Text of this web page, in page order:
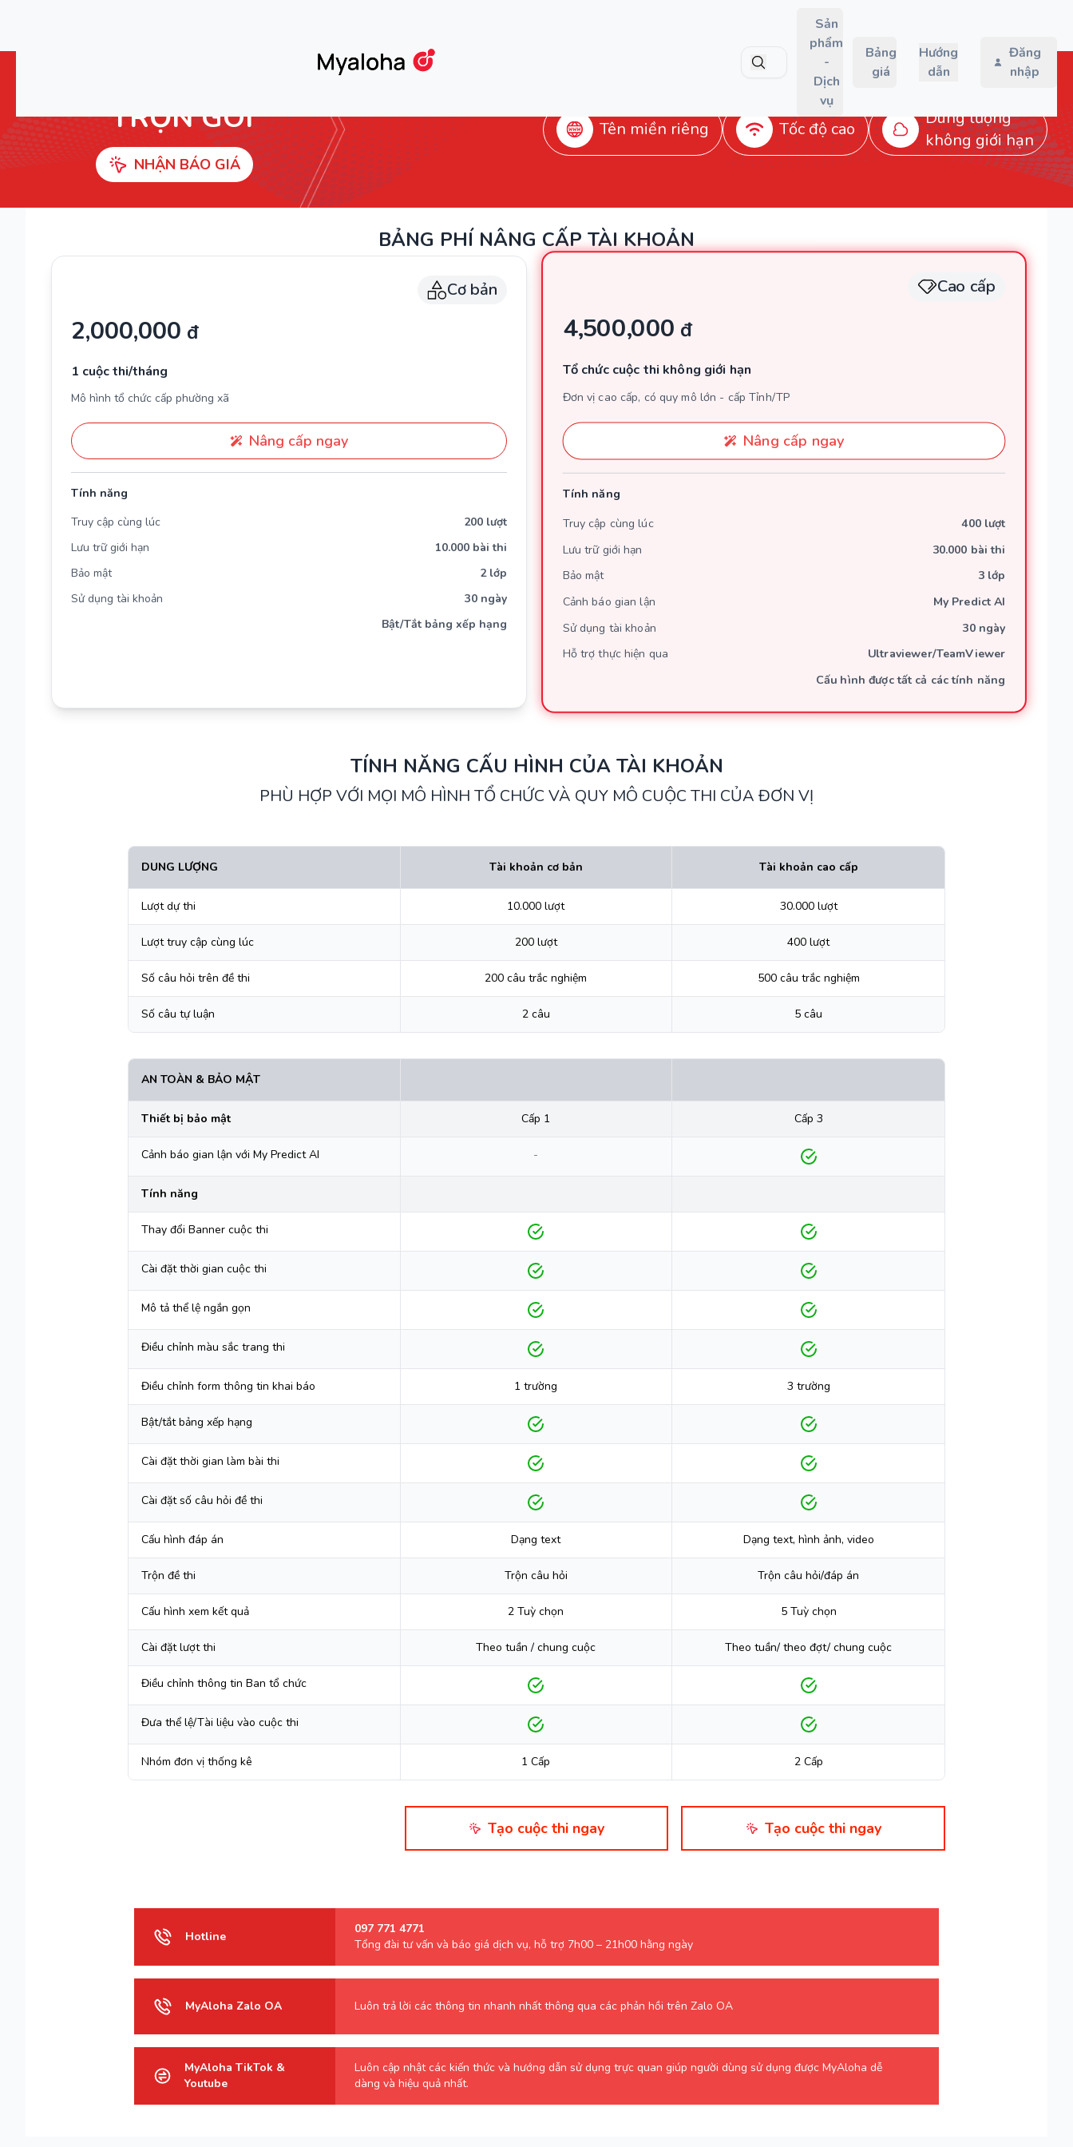
Sản
phẩm
-
Dịch
vụ
Bảng
giá
Hướng
dẫn
Đăng
nhập
TRỌN GÓI
NHẬN BÁO GIÁ
Tên miền riêng Tốc độ cao
Dung lượng
không giới hạn
BẢNG PHÍ NÂNG CẤP TÀI KHOẢN
Cơ bản
2,000,000 đ
1 cuộc thi/tháng
Mô hình tổ chức cấp phường xã
Nâng cấp ngay
Tính năng
Truy cập cùng lúc
200 lượt
Lưu trữ giới hạn
10.000 bài thi
Bảo mật
2 lớp
Sử dụng tài khoản
30 ngày
Bật/Tắt bảng xếp hạng
Cao cấp
4,500,000 đ
Tổ chức cuộc thi không giới hạn
Đơn vị cao cấp, có quy mô lớn - cấp Tỉnh/TP
Nâng cấp ngay
Tính năng
Truy cập cùng lúc
400 lượt
Lưu trữ giới hạn
30.000 bài thi
Bảo mật
3 lớp
Cảnh báo gian lận
My Predict AI
Sử dụng tài khoản
30 ngày
Hỗ trợ thực hiện qua
Ultraviewer/TeamViewer
Cấu hình được tất cả các tính năng
TÍNH NĂNG CẤU HÌNH CỦA TÀI KHOẢN
PHÙ HỢP VỚI MỌI MÔ HÌNH TỔ CHỨC VÀ QUY MÔ CUỘC THI CỦA ĐƠN VỊ
DUNG LƯỢNG Tài khoản cơ bản Tài khoản cao cấp
Lượt dự thi 10.000 lượt 30.000 lượt
Lượt truy cập cùng lúc 200 lượt 400 lượt
Số câu hỏi trên đề thi 200 câu trắc nghiệm 500 câu trắc nghiệm
Số câu tự luận 2 câu 5 câu
AN TOÀN & BẢO MẬT
Thiết bị bảo mật Cấp 1 Cấp 3
Cảnh báo gian lận với My Predict AI -
Tính năng
Thay đổi Banner cuộc thi
Cài đặt thời gian cuộc thi
Mô tả thể lệ ngắn gọn
Điều chỉnh màu sắc trang thi
Điều chỉnh form thông tin khai báo 1 trường 3 trường
Bật/tắt bảng xếp hạng
Cài đặt thời gian làm bài thi
Cài đặt số câu hỏi đề thi
Cấu hình đáp án Dạng text Dạng text, hình ảnh, video
Trộn đề thi Trộn câu hỏi Trộn câu hỏi/đáp án
Cấu hình xem kết quả 2 Tuỳ chọn 5 Tuỳ chọn
Cài đặt lượt thi Theo tuần / chung cuộc Theo tuần/ theo đợt/ chung cuộc
Điều chỉnh thông tin Ban tổ chức
Đưa thể lệ/Tài liệu vào cuộc thi
Nhóm đơn vị thống kê 1 Cấp 2 Cấp
Tạo cuộc thi ngay Tạo cuộc thi ngay
Hotline
097 771 4771
Tổng đài tư vấn và báo giá dịch vụ, hỗ trợ 7h00 – 21h00 hằng ngày
MyAloha Zalo OA Luôn trả lời các thông tin nhanh nhất thông qua các phản hồi trên Zalo OA
MyAloha TikTok &
Youtube
Luôn cập nhật các kiến thức và hướng dẫn sử dụng trực quan giúp người dùng sử dụng được MyAloha dễ
dàng và hiệu quả nhất.